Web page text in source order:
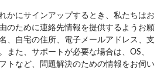
かにサインアップするとき、私たちはお
のために連絡先情報を提供するようお願
、自宅の住所、電子メールアドレス、支
また、サポートが必要な場合は、OS、
トなど、問題解決のための情報をお伺い